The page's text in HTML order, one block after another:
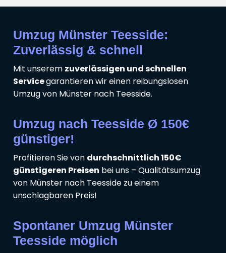
Umzug Münster Teesside:
Zuverlässig & schnell
Mit unserem zuverlässigen und schnellen
Servicegarantieren wir einen reibungslosen
Umzug von Münster nach Teesside.
Umzug nach Teesside Ø 150€
günstiger!
Profitieren Sie von durchschnittlich 150€
günstigeren Preisen bei uns – Qualitätsumzug
von Münster nach Teesside zu einem
unschlagbaren Preis!
Spontaner Umzug Münster
Teesside möglich